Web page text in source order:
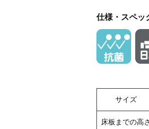
仕様・スペッ
サイズ
床板までの高さ